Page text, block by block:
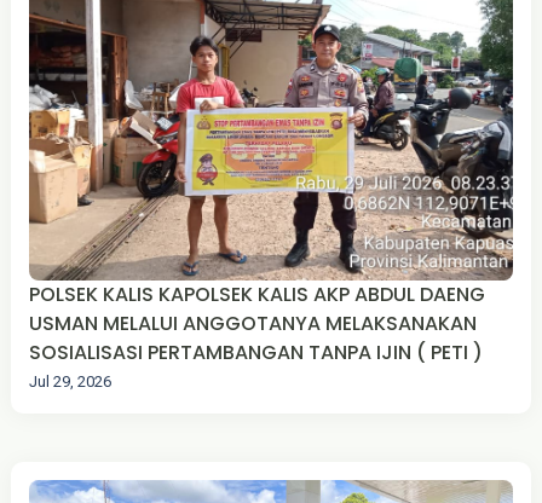
POLSEK KALIS KAPOLSEK KALIS AKP ABDUL DAENG
USMAN MELALUI ANGGOTANYA MELAKSANAKAN
SOSIALISASI PERTAMBANGAN TANPA IJIN ( PETI )
Jul 29, 2026